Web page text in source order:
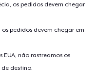
os pedidos devem chegar
pedidos devem chegar em
EUA, não rastreamos os
destino.